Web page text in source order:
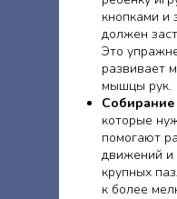
кнопками и
должен
Это
развивает
мышцы рук.
Собирание
которые
помогают
движений и
крупных
к более